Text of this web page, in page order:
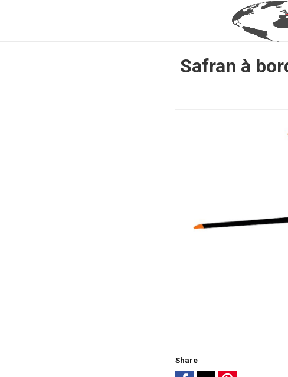
Safran à
Share